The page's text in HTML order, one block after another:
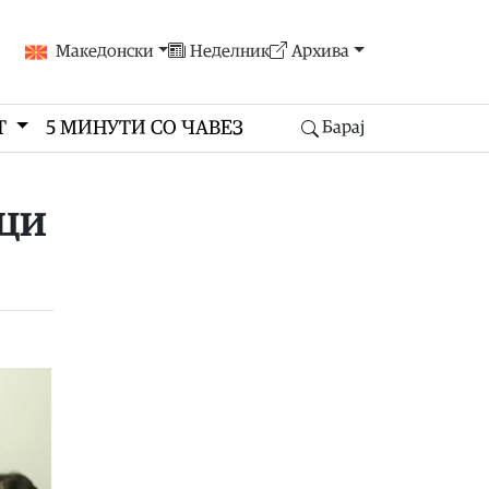
Македонски Неделник Архива
5 МИНУТИ СО ЧАВЕЗ Барај